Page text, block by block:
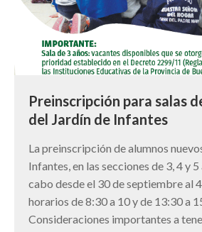
Preinscripción para salas
del Jardín de Infantes
La preinscripción de alumnos
Infantes, en las secciones de 3, 4 y
cabo desde el 30 de septiembre al
horarios de 8:30 a 10 y de 13:30 a
Consideraciones importantes a